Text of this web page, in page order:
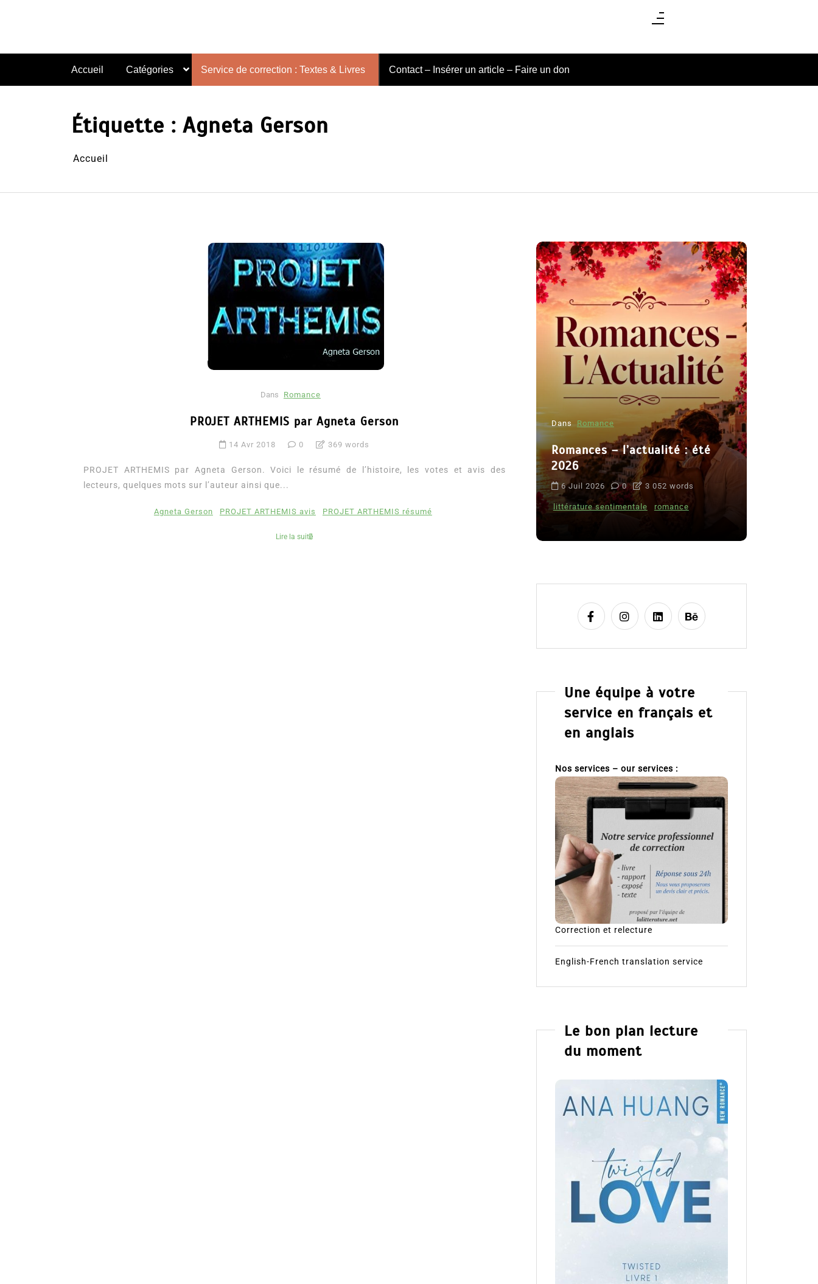
Accueil Catégories Service de correction : Textes & Livres Contact – Insérer un article – Faire un don
Étiquette : Agneta Gerson
Accueil
Dans Romance
PROJET ARTHEMIS par Agneta Gerson
14 Avr 2018 0 369 words
PROJET ARTHEMIS par Agneta Gerson. Voici le résumé de l’histoire, les votes et avis des
lecteurs, quelques mots sur l’auteur ainsi que...
Agneta Gerson PROJET ARTHEMIS avis PROJET ARTHEMIS résumé
Lire la suite
6 Juil 2026 0 3 052 words
romance
Le coupable n’est pas Camille
8 Juil 2026 4 779 words
Romances – l’actualité : été
2026
3 052 words
littérature sentimentale romance
Dans Thriller
Le coupable n’est pas
Une équipe à votre
service en français et
en anglais
Nos services – our services :
Correction et relecture
English-French translation service
Le bon plan lecture
du moment